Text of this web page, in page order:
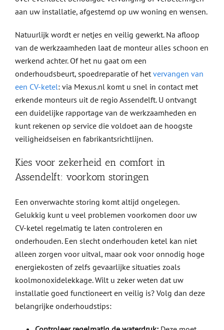
aan uw installatie, afgestemd op uw woning en wensen.
Natuurlijk wordt er netjes en veilig gewerkt. Na afloop
van de werkzaamheden laat de monteur alles schoon en
werkend achter. Of het nu gaat om een
onderhoudsbeurt, spoedreparatie of hetvervangen van
een CV-ketel: via Mexus.nl komt u snel in contact met
erkende monteurs uit de regio Assendelft. U ontvangt
een duidelijke rapportage van de werkzaamheden en
kunt rekenen op service die voldoet aan de hoogste
veiligheidseisen en fabrikantsrichtlijnen.
Kies voor zekerheid en comfort in
Assendelft: voorkom storingen
Een onverwachte storing komt altijd ongelegen.
Gelukkig kunt u veel problemen voorkomen door uw
CV-ketel regelmatig te laten controleren en
onderhouden. Een slecht onderhouden ketel kan niet
alleen zorgen voor uitval, maar ook voor onnodig hoge
energiekosten of zelfs gevaarlijke situaties zoals
koolmonoxidelekkage. Wilt u zeker weten dat uw
installatie goed functioneert en veilig is? Volg dan deze
belangrijke onderhoudstips: